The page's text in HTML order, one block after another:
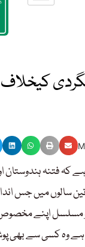
کہ فتنہ
میں جس
مسلسل اپنے
وہ کسی سے بھی